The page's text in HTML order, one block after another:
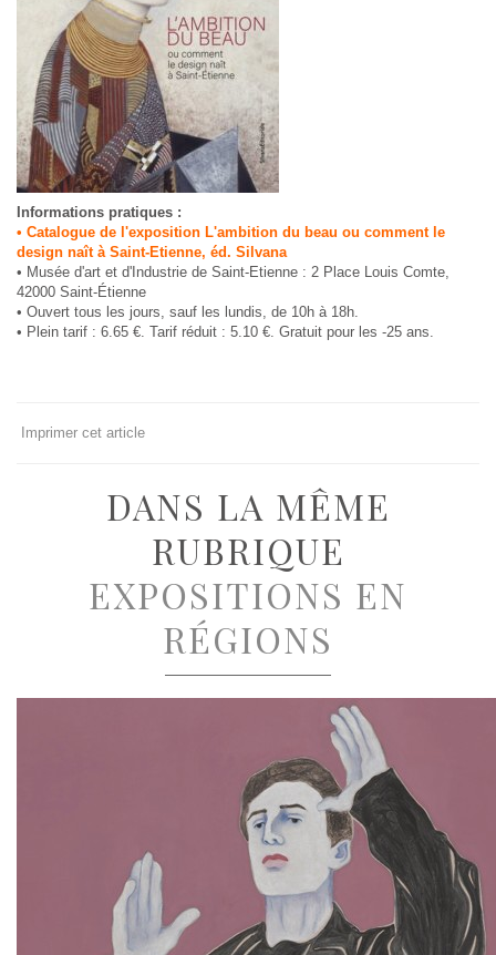
Informations pratiques :
• Catalogue de l'exposition L'ambition du beau ou comment le
design naît à Saint-Etienne, éd. Silvana
• Musée d'art et d'Industrie de Saint-Etienne : 2 Place Louis Comte,
42000 Saint-Étienne
• Ouvert tous les jours, sauf les lundis, de 10h à 18h.
• Plein tarif : 6.65 €. Tarif réduit : 5.10 €. Gratuit pour les -25 ans.
Imprimer cet article
DANS LA MÊME
RUBRIQUE
EXPOSITIONS EN
RÉGIONS